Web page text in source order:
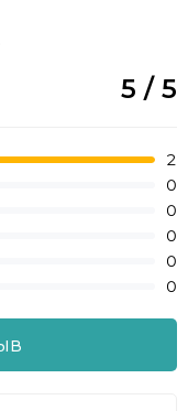
Прямые веточки
PE веток.
ёлке
5 / 5
2
0
0
0
0
0